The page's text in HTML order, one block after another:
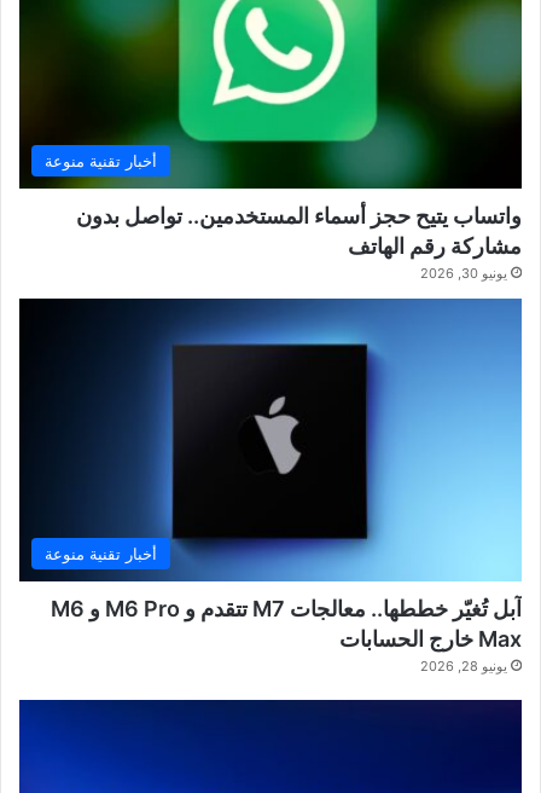
أخبار تقنية منوعة
واتساب يتيح حجز أسماء المستخدمين.. تواصل بدون
مشاركة رقم الهاتف
يونيو 30, 2026
أخبار تقنية منوعة
آبل تُغيّر خططها.. معالجات M7 تتقدم و M6 Pro و M6
Max خارج الحسابات
يونيو 28, 2026